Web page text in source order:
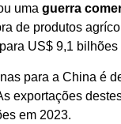
uma guerra
de produtos
US$ 9,1 bilhões
para a China é
exportações
em 2023.